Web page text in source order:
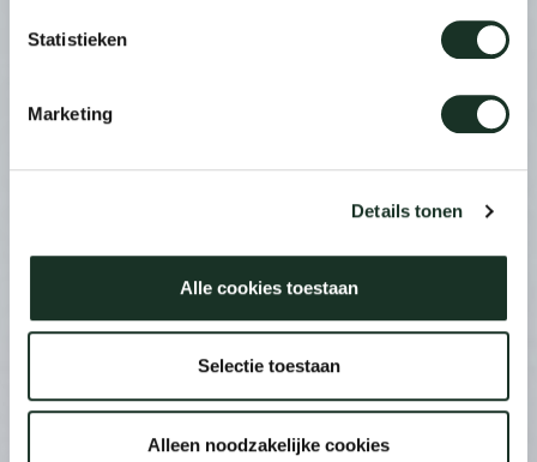
Statistieken
Marketing
Details tonen
Alle cookies toestaan
Selectie toestaan
Alleen noodzakelijke cookies